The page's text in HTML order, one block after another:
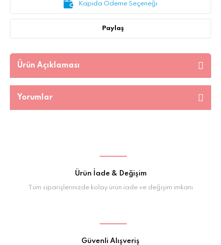
Kapıda Ödeme Seçeneği
Paylaş
Ürün Açıklaması
Yorumlar
Ürün İade & Değişim
Tüm siparişlerinizde kolay ürün iade ve değişim imkanı
Güvenli Alışveriş